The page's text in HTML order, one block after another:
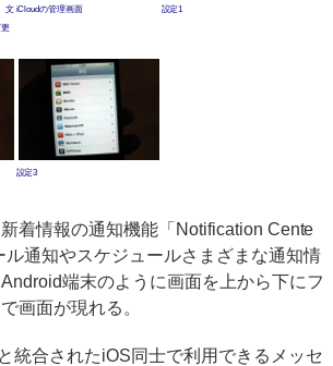
文
更
iCloudの管理画面 設定1
設定3
着情報の通知機能「Notification Cente
ル通知やスケジュールさまざまな通知情
端末のように画面を上から下にフ
画面が現れる。
統合されたiOS同士で利用できるメッセ